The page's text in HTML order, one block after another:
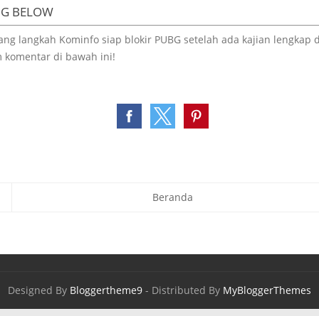
BELOW
langkah Kominfo siap blokir PUBG setelah ada kajian lengkap
di bawah ini!
Beranda
Designed By Bloggertheme9 - Distributed By MyBloggerThemes